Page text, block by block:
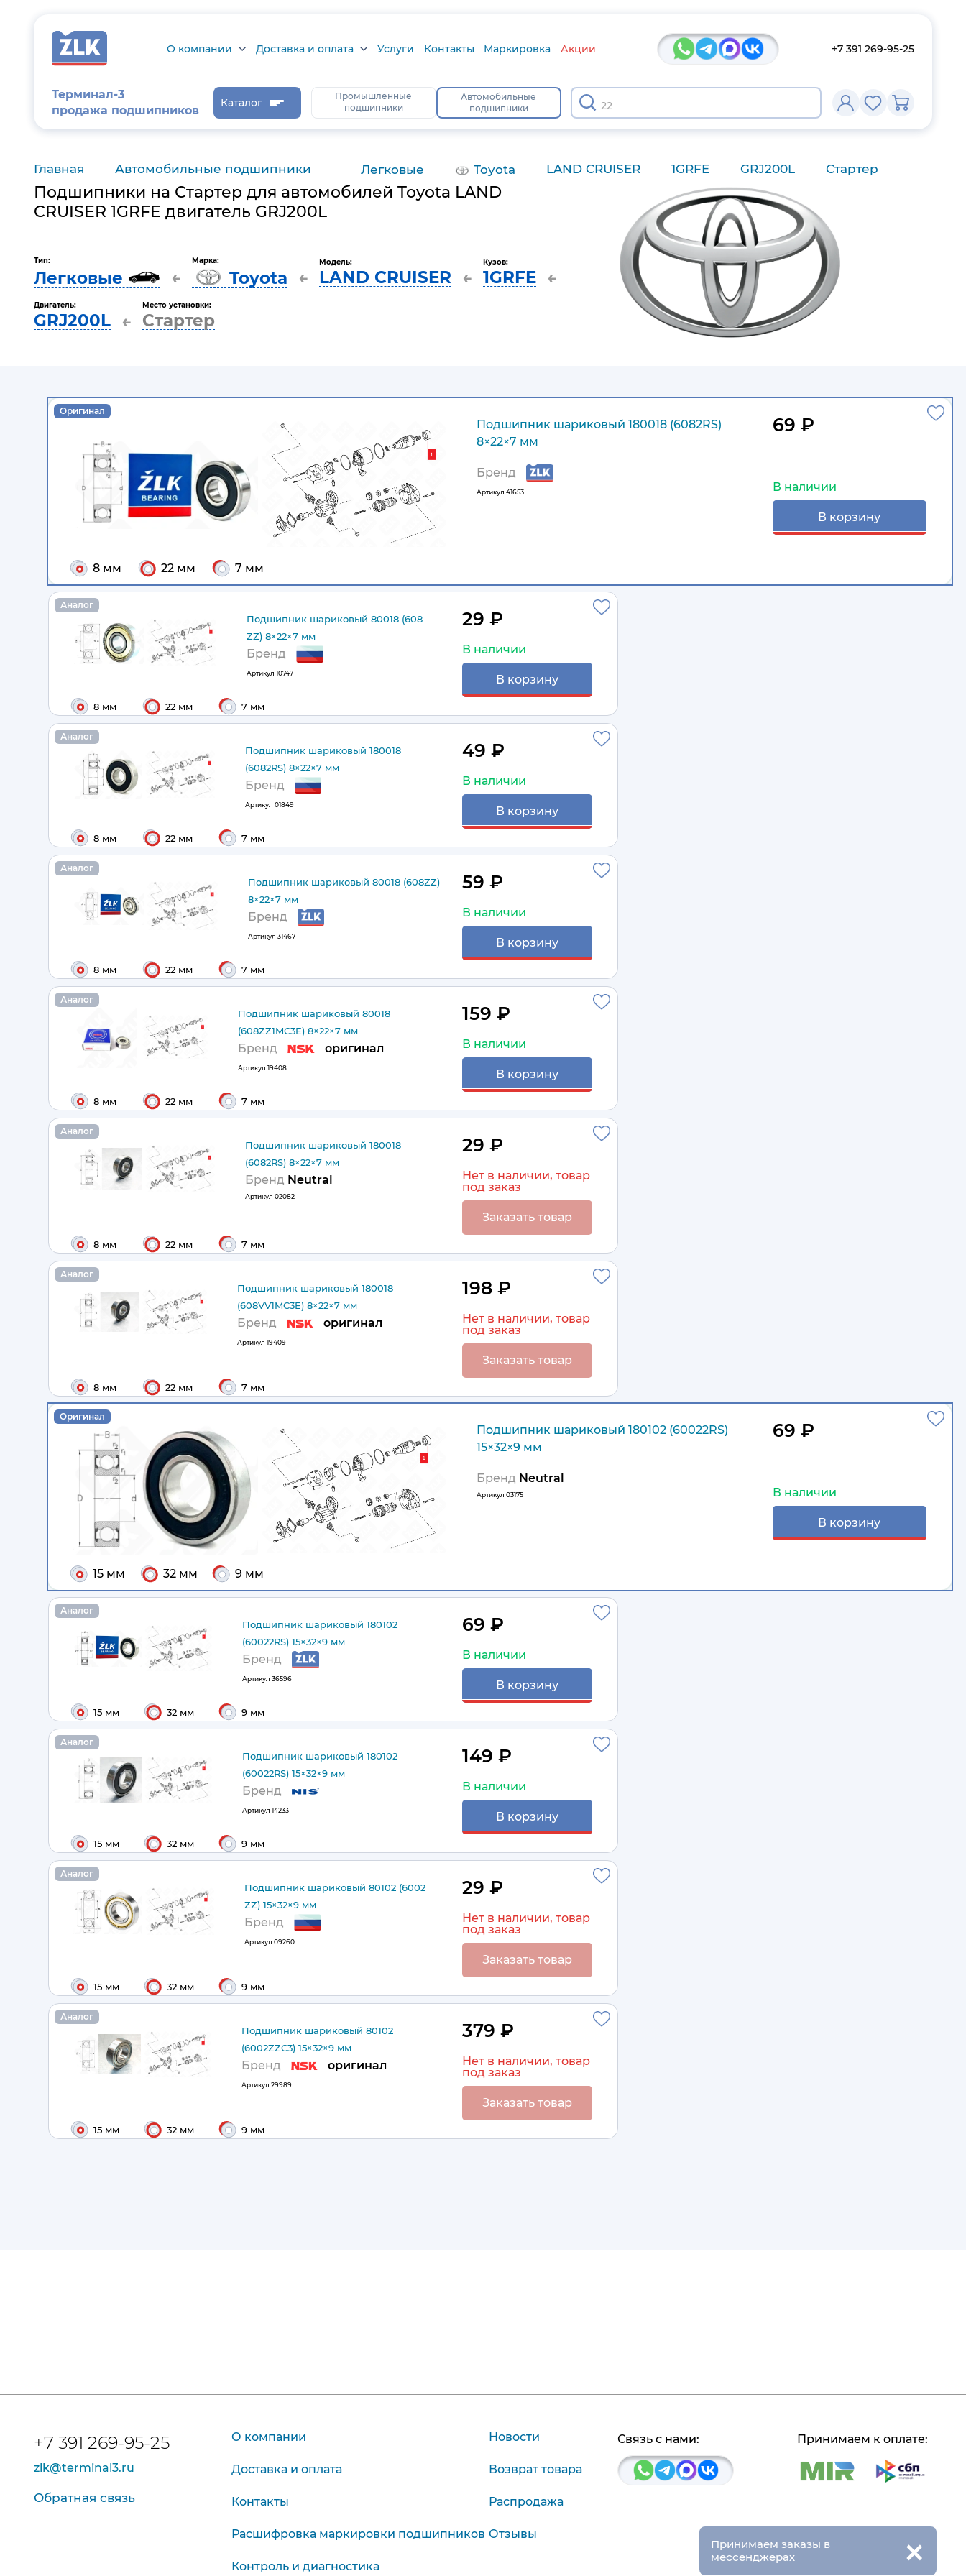
О компании
О компании
Сертификаты на
продукцию
Новости
Контроль и
диагностика
Статьи
Каталог производителя
Доставка и оплата
Доставка и оплата
Возврат товара
Услуги Контакты Маркировка Акции +7 391 269-95-25
Терминал-3
продажа подшипников
Каталог
Промышленные
подшипники
Автомобильные
подшипники
18
Главная Автомобильные подшипники Легковые Toyota LAND CRUISER 1GRFE GRJ200L Стартер
Подшипники на Стартер для автомобилей Toyota LAND
CRUISER 1GRFE двигатель GRJ200L
Тип:
Легковые ←
Марка:
Toyota ←
Модель:
LAND CRUISER ←
Кузов:
1GRFE ←
Двигатель:
GRJ200L ←
Место установки:
Стартер
Оригинал
Подшипник шариковый 180018 (6082RS)
8×22×7 мм
Бренд
Артикул 41653
8 мм 22 мм 7 мм
69 ₽
В наличии
В корзину
Аналог
Подшипник шариковый 80018 (608
ZZ) 8×22×7 мм
Бренд
Артикул 10747
8 мм 22 мм 7 мм
29 ₽
В наличии
В корзину
Аналог
Подшипник шариковый 180018
(6082RS) 8×22×7 мм
Бренд
Артикул 01849
8 мм 22 мм 7 мм
49 ₽
В наличии
В корзину
Аналог
Подшипник шариковый 80018 (608ZZ)
8×22×7 мм
Бренд
Артикул 31467
8 мм 22 мм 7 мм
59 ₽
В наличии
В корзину
Аналог
Подшипник шариковый 80018
(608ZZ1MC3E) 8×22×7 мм
Бренд оригинал
Артикул 19408
8 мм 22 мм 7 мм
159 ₽
В наличии
В корзину
Аналог
Подшипник шариковый 180018
(6082RS) 8×22×7 мм
Бренд Neutral
Артикул 02082
8 мм 22 мм 7 мм
29 ₽
Нет в наличии, товар
под заказ
Заказать товар
Аналог
Подшипник шариковый 180018
(608VV1MC3E) 8×22×7 мм
Бренд оригинал
Артикул 19409
8 мм 22 мм 7 мм
198 ₽
Нет в наличии, товар
под заказ
Заказать товар
Оригинал
Подшипник шариковый 180102 (60022RS)
15×32×9 мм
Бренд Neutral
Артикул 03175
15 мм 32 мм 9 мм
69 ₽
В наличии
В корзину
Аналог
Подшипник шариковый 180102
(60022RS) 15×32×9 мм
Бренд
Артикул 36596
15 мм 32 мм 9 мм
69 ₽
В наличии
В корзину
Аналог
Подшипник шариковый 180102
(60022RS) 15×32×9 мм
Бренд
Артикул 14233
15 мм 32 мм 9 мм
149 ₽
В наличии
В корзину
Аналог
Подшипник шариковый 80102 (6002
ZZ) 15×32×9 мм
Бренд
Артикул 09260
15 мм 32 мм 9 мм
29 ₽
Нет в наличии, товар
под заказ
Заказать товар
Аналог
Подшипник шариковый 80102
(6002ZZC3) 15×32×9 мм
Бренд оригинал
Артикул 29989
15 мм 32 мм 9 мм
379 ₽
Нет в наличии, товар
под заказ
Заказать товар
+7 391 269-95-25
zlk@terminal3.ru
Обратная связь
О компании
Доставка и оплата
Контакты
Расшифровка маркировки подшипников
Контроль и диагностика
Новости
Возврат товара
Распродажа
Отзывы
Связь с нами: Принимаем к оплате:
Принимаем заказы в
мессенджерах
×